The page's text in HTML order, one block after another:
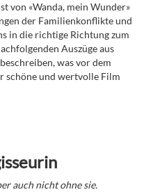
von «Wanda, mein Wunder»
der Familienkonflikte und
in die richtige Richtung zum
Auszüge aus
was vor dem
schöne und wertvolle Film
auch nicht ohne sie.